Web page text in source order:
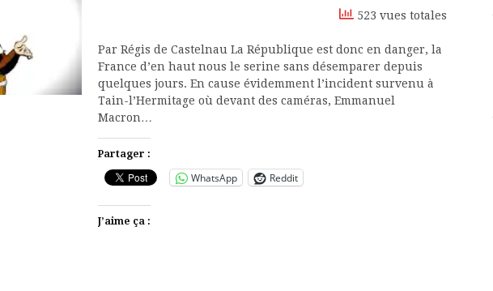
523 vues totales
Par Régis de Castelnau La République est donc en danger, la
France d’en haut nous le serine sans désemparer depuis
quelques jours. En cause évidemment l’incident survenu à
Tain-l’Hermitage où devant des caméras, Emmanuel
Macron…
Partager :
WhatsApp Reddit
J’aime ça :